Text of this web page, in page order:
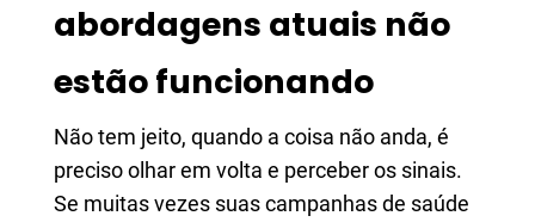
abordagens atuais não
estão funcionando
Não tem jeito, quando a coisa não anda, é
preciso olhar em volta e perceber os sinais.
Se muitas vezes suas campanhas de saúde